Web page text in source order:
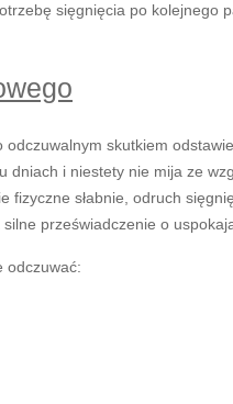
sięgnięcia po kolejnego
skutkiem
dniach i niestety nie mija ze
fizyczne słabnie, odruch
przeświadczenie o
odczuwać: